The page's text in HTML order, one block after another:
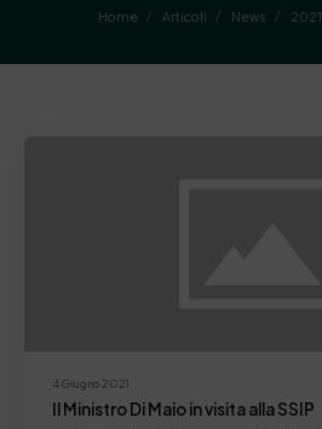
Home / Articoli / News / 2021
4 Giugno 2021
Il Ministro Di Maio in visita alla SSIP